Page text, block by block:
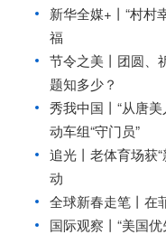
新华全媒+丨 “村村
福
节令之美丨团圆
题知多少？
秀我中国丨 “从唐美
动车组“守门员”
追光丨 老体育场获
动
全球新春走笔丨在
国际观察丨 “美国优